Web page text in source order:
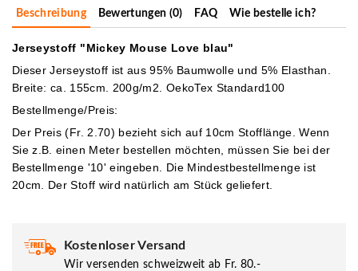
Beschreibung Bewertungen (0) FAQ Wie bestelle ich?
Jerseystoff "Mickey Mouse Love blau"
Dieser Jerseystoff ist aus 95% Baumwolle und 5% Elasthan.
Breite: ca. 155cm. 200g/m2. OekoTex Standard100
Bestellmenge/Preis:
Der Preis (Fr. 2.70) bezieht sich auf 10cm Stofflänge. Wenn
Sie z.B. einen Meter bestellen möchten, müssen Sie bei der
Bestellmenge '10' eingeben. Die Mindestbestellmenge ist
20cm. Der Stoff wird natürlich am Stück geliefert.
Kostenloser Versand
Wir versenden schweizweit ab Fr. 80.-